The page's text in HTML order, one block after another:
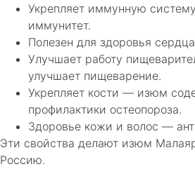
Укрепляет иммунную
иммунитет.
Полезен для здоровья
Улучшает работу
улучшает пищеварение.
Укрепляет кости — изюм
профилактики остеопороза.
Здоровье кожи и волос —
Эти свойства делают изюм
Россию.